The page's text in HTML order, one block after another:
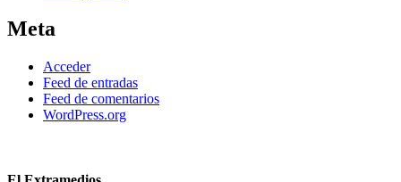
Meta
Acceder
Feed de entradas
Feed de comentarios
WordPress.org